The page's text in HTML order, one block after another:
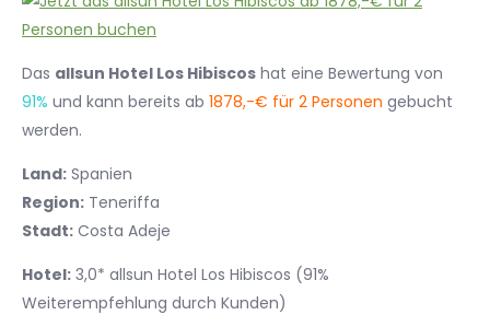
Das allsun Hotel Los Hibiscos hat eine Bewertung von
91% und kann bereits ab 1878,-€ für 2 Personen gebucht
werden.
Land: Spanien
Region: Teneriffa
Stadt: Costa Adeje
Hotel: 3,0* allsun Hotel Los Hibiscos (91%
Weiterempfehlung durch Kunden)